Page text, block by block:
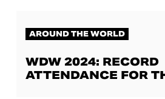
AROUND THE WORLD
WDW 2024: RECORD
ATTENDANCE FOR